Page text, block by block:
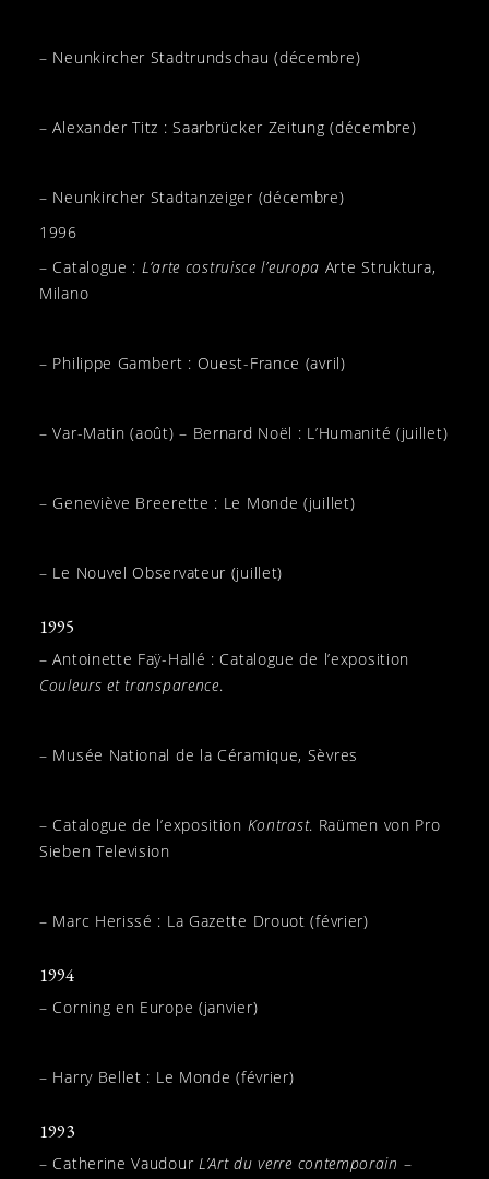
– Neunkircher Stadtrundschau (décembre)
– Alexander Titz : Saarbrücker Zeitung (décembre)
– Neunkircher Stadtanzeiger (décembre)
1996
– Catalogue : L’arte costruisce l’europa Arte Struktura,
Milano
– Philippe Gambert : Ouest-France (avril)
– Var-Matin (août) – Bernard Noël : L’Humanité (juillet)
– Geneviève Breerette : Le Monde (juillet)
– Le Nouvel Observateur (juillet)
1995
– Antoinette Faÿ-Hallé : Catalogue de l’exposition
Couleurs et transparence.
– Musée National de la Céramique, Sèvres
– Catalogue de l’exposition Kontrast. Raümen von Pro
Sieben Television
– Marc Herissé : La Gazette Drouot (février)
1994
– Corning en Europe (janvier)
– Harry Bellet : Le Monde (février)
1993
– Catherine Vaudour L’Art du verre contemporain –